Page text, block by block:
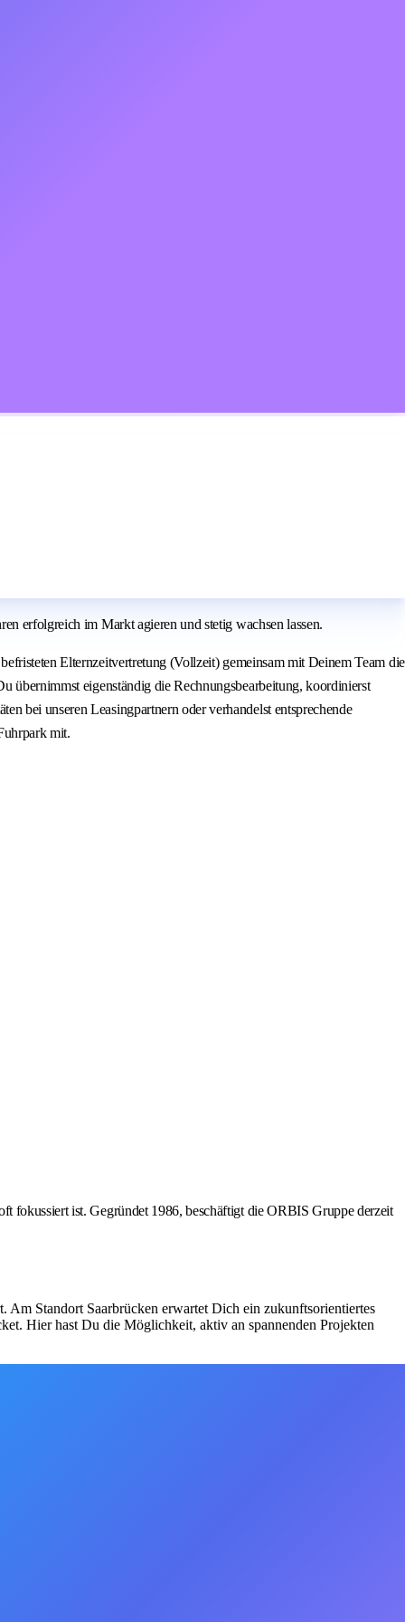
erfolgreich im Markt agieren und stetig wachsen lassen.
Elternzeitvertretung (Vollzeit) gemeinsam mit Deinem Team die
übernimmst eigenständig die Rechnungsbearbeitung, koordinierst
bei unseren Leasingpartnern oder verhandelst entsprechende
mit.
fokussiert ist. Gegründet 1986, beschäftigt die ORBIS Gruppe derzeit
Standort Saarbrücken erwartet Dich ein zukunftsorientiertes
Hier hast Du die Möglichkeit, aktiv an spannenden Projekten